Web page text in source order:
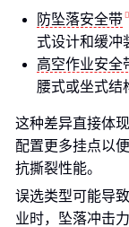
防坠落安全带
式设计和缓冲
高空作业安全
腰式或坐式结
这种差异直接体
配置更多挂点以
抗撕裂性能。
误选类型可能导
业时，坠落冲击